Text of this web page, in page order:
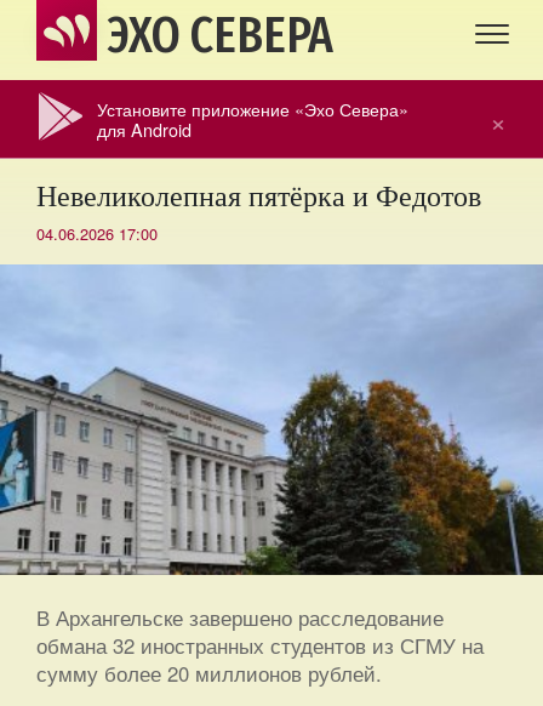
ЭХО СЕВЕРА
×
Установите приложение «Эхо Севера»
для Android
Невеликолепная пятёрка и Федотов
04.06.2026 17:00
В Архангельске завершено расследование
обмана 32 иностранных студентов из СГМУ на
сумму более 20 миллионов рублей.